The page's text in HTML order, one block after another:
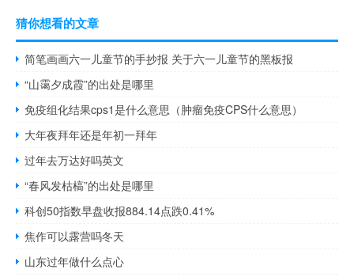
猜你想看的文章
简笔画画六一儿童节的手抄报 关于六一儿童节的黑板报
“山霭夕成霞”的出处是哪里
免疫组化结果cps1是什么意思（肿瘤免疫CPS什么意思）
大年夜拜年还是年初一拜年
过年去万达好吗英文
“春风发枯槁”的出处是哪里
科创50指数早盘收报884.14点跌0.41%
焦作可以露营吗冬天
山东过年做什么点心